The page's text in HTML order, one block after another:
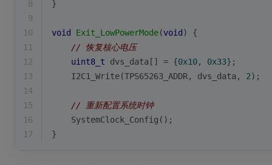
8
}
9
10
void Exit_LowPowerMode(void )
{
11
// 恢复核心电压
12
uint8_t dvs_data[] = {0x10, 0x33};
13
    I2C1_Write(TPS65263_ADDR, dvs_data,
2);
14
15
// 重新配置系统时钟
16
    SystemClock_Config();
17
}